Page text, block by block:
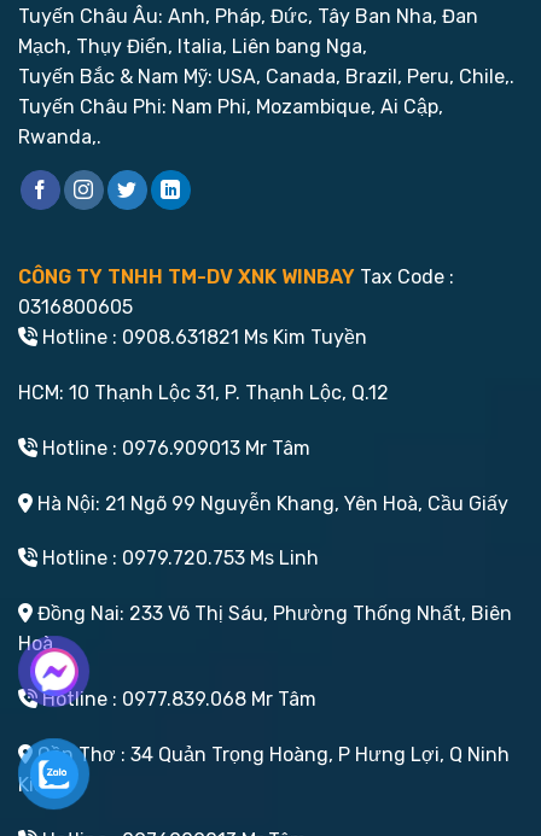
Tuyến Châu Âu: Anh, Pháp, Đức, Tây Ban Nha, Đan
Mạch, Thụy Điển, Italia, Liên bang Nga,
Tuyến Bắc & Nam Mỹ: USA, Canada, Brazil, Peru, Chile,.
Tuyến Châu Phi: Nam Phi, Mozambique, Ai Cập,
Rwanda,.
CÔNG TY TNHH TM-DV XNK WINBAY Tax Code :
0316800605
Hotline : 0908.631821 Ms Kim Tuyền
HCM: 10 Thạnh Lộc 31, P. Thạnh Lộc, Q.12
Hotline : 0976.909013 Mr Tâm
Hà Nội: 21 Ngõ 99 Nguyễn Khang, Yên Hoà, Cầu Giấy
Hotline : 0979.720.753 Ms Linh
Đồng Nai: 233 Võ Thị Sáu, Phường Thống Nhất, Biên
Hoà
Hotline : 0977.839.068 Mr Tâm
Cần Thơ : 34 Quản Trọng Hoàng, P Hưng Lợi, Q Ninh
Kiều